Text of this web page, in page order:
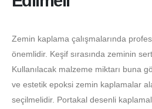
Zemin kaplama çalışmalarında
önemlidir. Keşif sırasında zeminin
Kullanılacak malzeme miktarı buna
ve estetik epoksi zemin kaplamalar
seçilmelidir. Portakal desenli